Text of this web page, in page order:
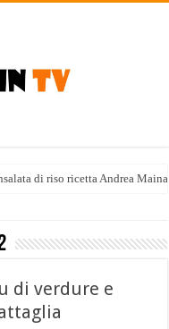
di riso ricetta Andrea
di verdure e